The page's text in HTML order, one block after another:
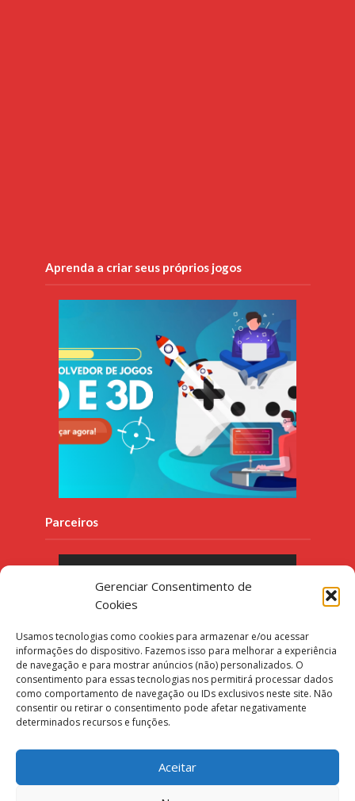
Gerenciar Consentimento de
Cookies
Usamos tecnologias como cookies para armazenar e/ou acessar
informações do dispositivo. Fazemos isso para melhorar a experiência
de navegação e para mostrar anúncios (não) personalizados. O
consentimento para essas tecnologias nos permitirá processar dados
como comportamento de navegação ou IDs exclusivos neste site. Não
consentir ou retirar o consentimento pode afetar negativamente
determinados recursos e funções.
Aceitar
Aprenda a criar seus próprios jogos
Parceiros